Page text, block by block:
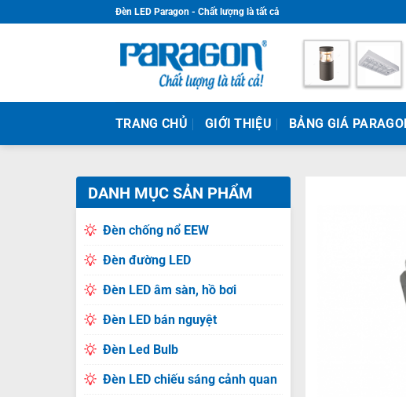
to
Đèn LED Paragon - Chất lượng là tất cả
TRANG CHỦ GIỚI THIỆU BẢNG GIÁ
DANH MỤC SẢN PHẨM
Đèn chống nổ EEW
Đèn đường LED
Đèn LED âm sàn, hồ bơi
Đèn LED bán nguyệt
Đèn Led Bulb
Đèn LED chiếu sáng cảnh quan